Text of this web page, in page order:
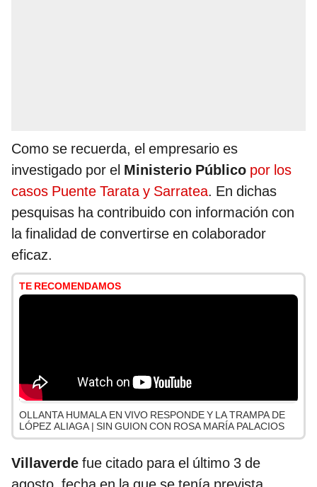
Como se recuerda, el empresario es
investigado por el Ministerio Público por los
casos Puente Tarata y Sarratea. En dichas
pesquisas ha contribuido con información con
la finalidad de convertirse en colaborador
eficaz.
TE RECOMENDAMOS
OLLANTA HUMALA EN VIVO RESPONDE Y LA TRAMPA DE
LÓPEZ ALIAGA | SIN GUION CON ROSA MARÍA PALACIOS
Villaverde fue citado para el último 3 de